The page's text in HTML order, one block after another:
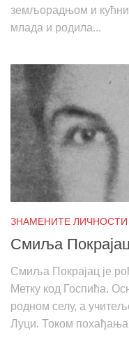
земљорадњом и
млада и родила...
ЗНАМЕНИТЕ ЛИЧНОСТИ
Смиља
Смиља Покрајац је
Метку код Госпића.
родном селу, а
Луци. Током